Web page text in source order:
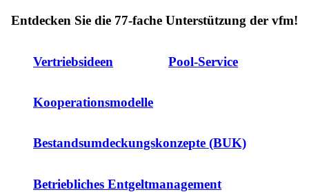
Entdecken Sie die 77-fache Unterstützung der vfm!
Vertriebsideen
Kooperationsmodelle
Bestandsumdeckungskonzepte (BUK)
Pool-Service
Betriebliches Entgeltmanagement